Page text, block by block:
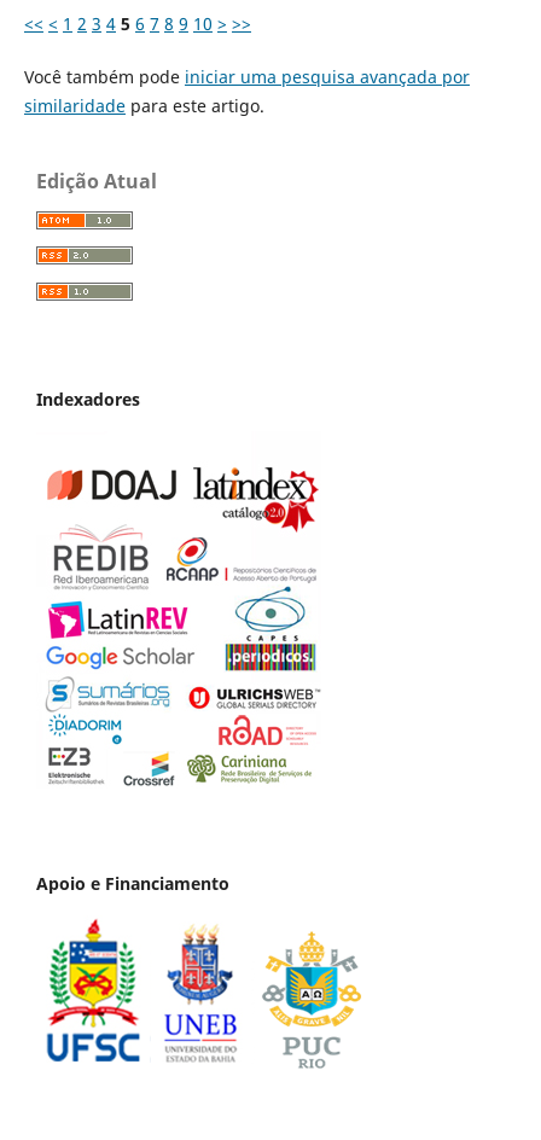
<< < 1 2 3 4 5 6 7 8 9 10 > >>
Você também pode iniciar uma pesquisa avançada por
similaridadepara este artigo.
Edição Atual
Indexadores
Apoio e Financiamento